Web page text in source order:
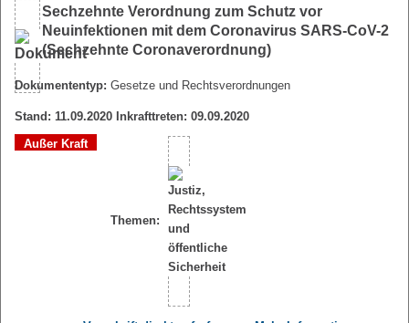
Sechzehnte Verordnung zum Schutz vor
Neuinfektionen mit dem Coronavirus SARS-CoV-2
(Sechzehnte Coronaverordnung)
Dokumententyp: Gesetze und Rechtsverordnungen
Stand: 11.09.2020 Inkrafttreten: 09.09.2020
Außer Kraft
Themen: